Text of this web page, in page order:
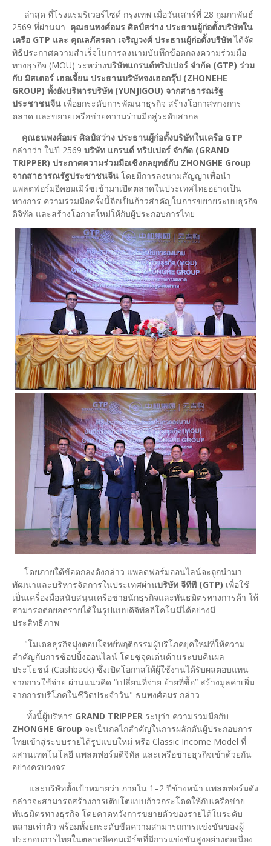
ล่าสุด ที่โรงแรมริเวอร์ไซด์ กรุงเทพ เมื่อวันเสาร์ที่ 28 กุมภาพันธ์
2569 ที่ผ่านมา คุณธนพงศ์อมร ศิลป์สว่าง ประธานผู้ก่อตั้งบริษัทใน
เครือ GTP และ คุณลภัสรดา เจริญวงศ์ ประธานผู้ก่อตั้งบริษัทได้จัด
พิธีประกาศความสำเร็จในการลงนามบันทึกข้อตกลงความร่วมมือ
ทางธุรกิจ (MOU) ระหว่างบริษัทแกรนด์ทริปเปอร์ จำกัด (GTP) ร่วม
กับ มิสเตอร์ เฮอเจี้ยน ประธานบริษัทจงเฮอกรุ๊ป (ZHONEHE
GROUP) ทั้งยังบริหารบริษัท (YUNJIGOU) จากสาธารณรัฐ
ประชาชนจีน เพื่อยกระดับการพัฒนาธุรกิจ สร้างโอกาสทางการ
ตลาด และขยายเครือข่ายความร่วมมือสู่ระดับสากล
คุณธนพงศ์อมร ศิลป์สว่าง ประธานผู้ก่อตั้งบริษัทในเครือ GTP
กล่าวว่า ในปี 2569 บริษัท แกรนด์ ทริปเปอร์ จำกัด (GRAND
TRIPPER) ประกาศความร่วมมือเชิงกลยุทธ์กับ ZHONGHE Group
จากสาธารณรัฐประชาชนจีน โดยมีการลงนามสัญญาเพื่อนำ
แพลตฟอร์มอีคอมเมิร์ซเข้ามาเปิดตลาดในประเทศไทยอย่างเป็น
ทางการ ความร่วมมือครั้งนี้ถือเป็นก้าวสำคัญในการขยายระบบธุรกิจ
ดิจิทัล และสร้างโอกาสใหม่ให้กับผู้ประกอบการไทย
โดยภายใต้ข้อตกลงดังกล่าว แพลตฟอร์มออนไลน์จะถูกนำมา
พัฒนาและบริหารจัดการในประเทศผ่านบริษัท จีทีพี (GTP) เพื่อใช้
เป็นเครื่องมือสนับสนุนเครือข่ายนักธุรกิจและพันธมิตรทางการค้า ให้
สามารถต่อยอดรายได้ในรูปแบบดิจิทัลอีโคโนมีได้อย่างมี
ประสิทธิภาพ
"โมเดลธุรกิจมุ่งตอบโจทย์พฤติกรรมผู้บริโภคยุคใหม่ที่ให้ความ
สำคัญกับการช้อปปิ้งออนไลน์ โดยชูจุดเด่นด้านระบบคืนผล
ประโยชน์ (Cashback) ซึ่งเปิดโอกาสให้ผู้ใช้งานได้รับผลตอบแทน
จากการใช้จ่าย ผ่านแนวคิด “เปลี่ยนที่จ่าย ย้ายที่ซื้อ” สร้างมูลค่าเพิ่ม
จากการบริโภคในชีวิตประจำวัน" ธนพงศ์อมร กล่าว
ทั้งนี้ผู้บริหาร GRAND TRIPPER ระบุว่า ความร่วมมือกับ
ZHONGHE Group จะเป็นกลไกสำคัญในการผลักดันผู้ประกอบการ
ไทยเข้าสู่ระบบรายได้รูปแบบใหม่ หรือ Classic Income Model ที่
ผสานเทคโนโลยี แพลตฟอร์มดิจิทัล และเครือข่ายธุรกิจเข้าด้วยกัน
อย่างครบวงจร
และบริษัทตั้งเป้าหมายว่า ภายใน 1–2 ปีข้างหน้า แพลตฟอร์มดัง
กล่าวจะสามารถสร้างการเติบโตแบบก้าวกระโดดให้กับเครือข่าย
พันธมิตรทางธุรกิจ โดยคาดหวังการขยายตัวของรายได้ในระดับ
หลายเท่าตัว พร้อมทั้งยกระดับขีดความสามารถการแข่งขันของผู้
ประกอบการไทยในตลาดอีคอมเมิร์ซที่มีการแข่งขันสูงอย่างต่อเนื่อง